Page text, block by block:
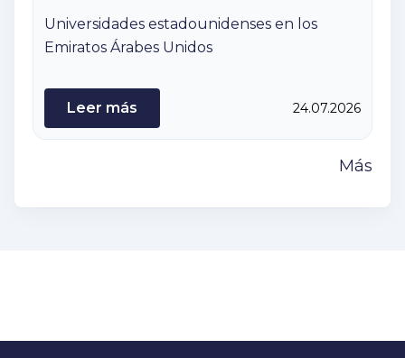
Universidades estadounidenses en los
Emiratos Árabes Unidos
Leer más 24.07.2026
Más